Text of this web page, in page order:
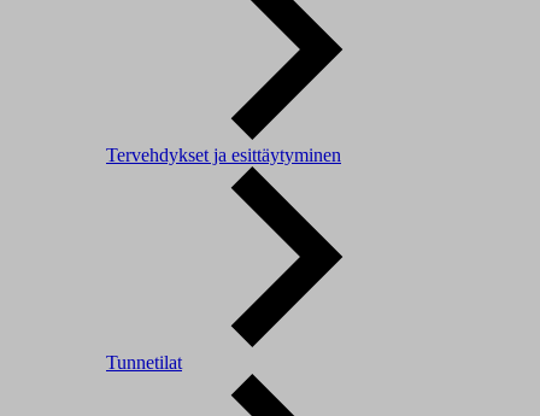
Tervehdykset ja esittäytyminen
Tunnetilat